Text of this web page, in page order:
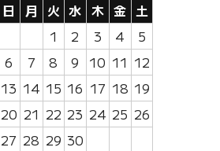
日
月 火 水 木 金 土
1
2 3 4
5
6
7 8 9 10 11 12
13 14 15 16 17 18 19
20 21 22 23 24 25 26
27 28 29 30